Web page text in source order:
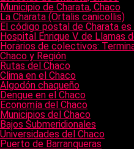
Municipio de Charata, Chaco
La Charata (Ortalis canicollis)
El código postal de Charata
Hospital Enrique V. de Llamas
Horarios de colectivos:
Chaco y Región
Rutas del Chaco
Clima en el Chaco
Algodón chaqueño
Dengue en el Chaco
Economía del Chaco
Municipios del Chaco
Bajos Submeridionales
Universidades del Chaco
Puerto de Barranqueras